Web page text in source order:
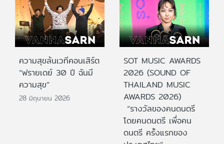
ความสุขล้นเวทีคอนเสิร์ต
“ฟรายเดย์ 30 ปี ฉันมี
ความสุข”
28 มิถุนายน 2026
SOT MUSIC AWARDS
2026 (SOUND OF
THAILAND MUSIC
AWARDS 2026)
“รางวัลของคนดนตรี
โดยคนดนตรี เพื่อคน
ดนตรี ครั้งแรกของ